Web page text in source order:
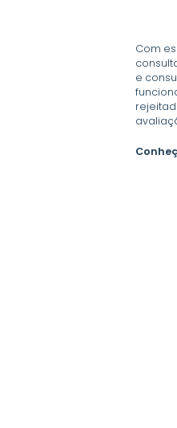
Com
e